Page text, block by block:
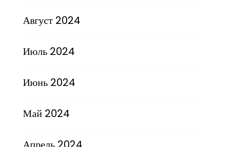
Август 2024
Июль 2024
Июнь 2024
Май 2024